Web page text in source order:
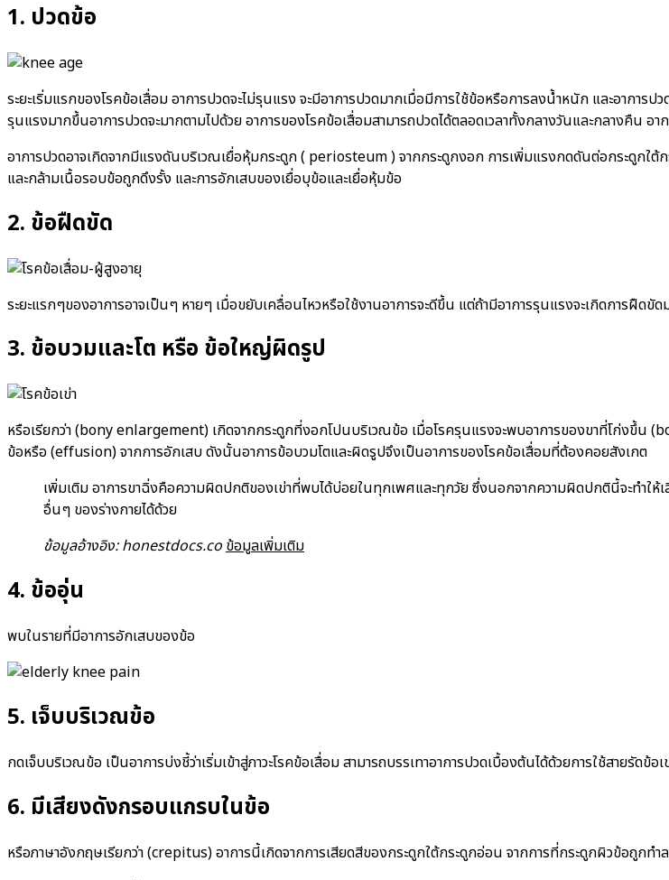
1. ปวดข้อ
ระยะเริ่มแรกของโรคข้อเสื่อม อาการปวดจะไม่รุนแรง จะมีอาการปวดมากเมื่อมีการใช้ข้อหรือการลงน้ำหนัก และอากา
รุนแรงมากขึ้นอาการปวดจะมากตามไปด้วย อาการของโรคข้อเสื่อมสามารถปวดได้ตลอดเวลาทั้งกลางวันและกลางคืน
อาการปวดอาจเกิดจากมีแรงดันบริเวณเยื่อหุ้มกระดูก ( periosteum ) จากกระดูกงอก การเพิ่มแรงกดดันต่อกระดูกใ
และกล้ามเนื้อรอบข้อถูกดึงรั้ง และการอักเสบของเยื่อบุข้อและเยื่อหุ้มข้อ
2. ข้อฝืดขัด
ระยะแรกๆของอาการอาจเป็นๆ หายๆ เมื่อขยับเคลื่อนไหวหรือใช้งานอาการจะดีขึ้น แต่ถ้ามีอาการรุนแรงจะเกิดการฝื
3. ข้อบวมและโต หรือ ข้อใหญ่ผิดรูป
หรือเรียกว่า (bony enlargement) เกิดจากกระดูกที่งอกโปนบริเวณข้อ เมื่อโรครุนแรงจะพบอาการของขาที่โก่งขึ้น
ข้อหรือ (effusion) จากการอักเสบ ดังนั้นอาการข้อบวมโตและผิดรูปจึงเป็นอาการของโรคข้อเสื่อมที่ต้องคอยสังเกต
เพิ่มเติม อาการขาฉิ่งคือความผิดปกติของเข่าที่พบได้บ่อยในทุกเพศและทุกวัย ซึ่งนอกจากความผิดปกตินี้จะทำให้
อื่นๆ ของร่างกายได้ด้วย
ข้อมูลอ้างอิง: honestdocs.coข้อมูลเพิ่มเติม
4. ข้ออุ่น
พบในรายที่มีอาการอักเสบของข้อ
5. เจ็บบริเวณข้อ
กดเจ็บบริเวณข้อ เป็นอาการบ่งชี้ว่าเริ่มเข้าสู่ภาวะโรคข้อเสื่อม สามารถบรรเทาอาการปวดเบื้องต้นได้ด้วยการใช้สายรัดข้อเ
6. มีเสียงดังกรอบแกรบในข้อ
หรือภาษาอังกฤษเรียกว่า (crepitus) อาการนี้เกิดจากการเสียดสีของกระดูกใต้กระดูกอ่อน จากการที่กระดูกผิวข้อถูกทำล